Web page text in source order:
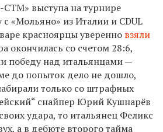
выступа на турнире
с «Мольяно» из Италии и CDUL
красноярцы уверенно взяли
окончилась со счетом 28:6,
победу над итальянцами —
до попыток дело не дошло,
только со штрафных
снайпер Юрий Кушнарёв
удара, то итальянец Феликс
а в дебюте второго тайма